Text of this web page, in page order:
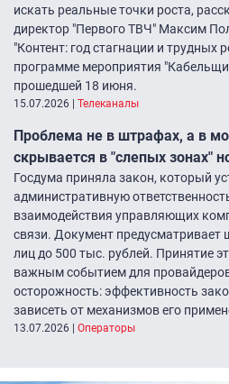
искать реальные точки роста,
директор "Первого ТВЧ" Максим
"Контент: год стагнации и трудных
программе мероприятия
прошедшей 18 июня.
15.07.2026 Телеканалы
Проблема не в штрафах, а в
скрывается в "слепых зонах"
Госдума приняла закон, который
административную
взаимодействия управляющих
связи. Документ
лиц до 500 тыс. рублей. Принятие
важным событием для
осторожность: эффективность
зависеть от механизмов его
13.07.2026 Операторы